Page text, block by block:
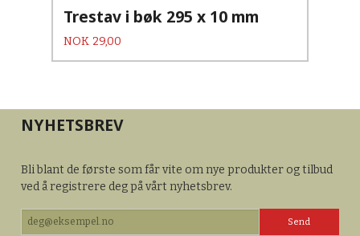
Trestav i bøk 295 x 10 mm
Pris
NOK 29,00
NYHETSBREV
Bli blant de første som får vite om nye produkter og tilbud
ved å registrere deg på vårt nyhetsbrev.